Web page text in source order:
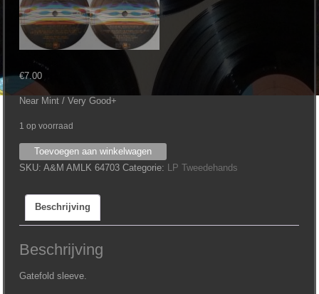
€7.00
Near Mint / Very Good+
1 op voorraad
Carpenters
‎–
aantal
Toevoegen aan winkelwagen
SKU:A&M AMLK 64703 Categorie: LP Tweedehands
Beschrijving
Beschrijving
Gatefold sleeve.